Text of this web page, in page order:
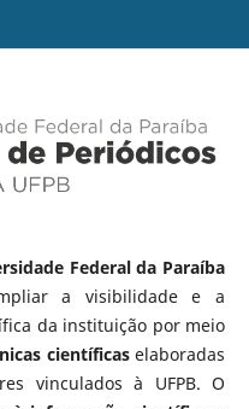
Federal da Paraíba
a visibilidade e a
da instituição por meio
científicaselaboradas
vinculados à UFPB. O